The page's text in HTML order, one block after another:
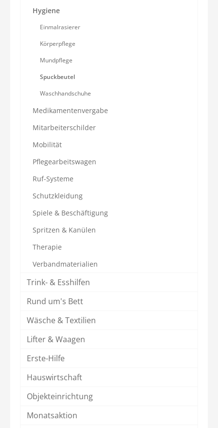
Hygiene
Einmalrasierer
Körperpflege
Mundpflege
Spuckbeutel
Waschhandschuhe
Medikamentenvergabe
Mitarbeiterschilder
Mobilität
Pflegearbeitswagen
Ruf-Systeme
Schutzkleidung
Spiele & Beschäftigung
Spritzen & Kanülen
Therapie
Verbandmaterialien
Trink- & Esshilfen
Rund um's Bett
Wäsche & Textilien
Lifter & Waagen
Erste-Hilfe
Hauswirtschaft
Objekteinrichtung
Monatsaktion